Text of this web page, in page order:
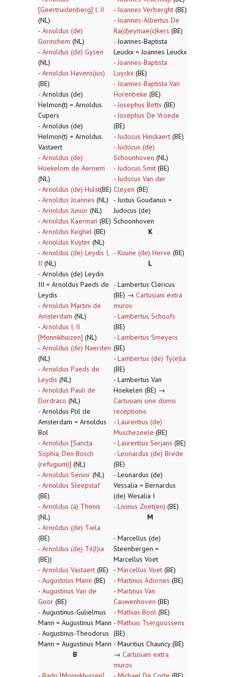
[Geertruidenberg] I, II
(NL)
- Arnoldus (de)
Gorinchem (NL)
- Arnoldus (de) Gysen
(NL)
- Arnoldus Havens(ius)
(BE)
- Arnoldus (de)
Helmon(t) = Arnoldus
Cupers
- Arnoldus (de)
Helmon(t) = Arnoldus
Vastaert
- Arnoldus (de)
Hoekelom de Aernem
(NL)
- Arnoldus (de) Hulst(BE)
- Arnoldus Joannes (NL)
- Arnoldus Junior (NL)
- Arnoldus Kaerman (BE)
- Arnoldus Keghel (BE)
- Arnoldus Kuyter (NL)
- Arnoldus (de) Leydis I,
II (NL)
- Arnoldus (de) Leydis
III = Arnoldus Paeds de
Leydis
- Arnoldus Martini de
Amsterdam (NL)
- Arnoldus I, II
[Monnikhuizen] (NL)
- Arnoldus (de) Naerden
(NL)
- Arnoldus Paeds de
Leydis (NL)
- Arnoldus Pauli de
Dordraco (NL)
- Arnoldus Pol de
Amsterdam = Arnoldus
Bol
- Arnoldus [Sancta
Sophia, Den Bosch
(refugium)] (NL)
- Arnoldus Senior (NL)
- Arnoldus Sleepstaf
(BE)
- Arnoldus (a) Thenis
(NL)
- Arnoldus (de) Tiela
(BE)
- Arnoldus (de) Til(l)ia
(BE))
- Arnoldus Vastaert (BE)
- Augustinus Mann (BE)
- Augustinus Van de
Goor (BE)
- Augustinus-Gulielmus
Mann = Augustinus Mann
- Augustinus-Theodorus
Mann = Augustinus Mann
B
- Joannes Verberght (BE)
- Joannes-Albertus De
Ra(d)eymae(c)kers (BE)
- Joannes-Baptista
Leuckx = Joannes Leuckx
- Joannes-Baptista
Luyckx (BE)
- Joannes-Baptista Van
Horenbeke (BE)
- Josephus Betts (BE)
- Josephus De Vroede
(BE)
- Judocus Hinckaert (BE)
- Judocus (de)
Schoonhoven (NL)
- Judocus Smit (BE)
- Judocus Van der
Cleyen (BE)
- Justus Goudanus =
Judocus (de)
Schoonhoven
K
- Koune (de) Herve (BE)
L
- Lambertus Clericus
(BE) → Cartusiani extra
muros
- Lambertus Schoofs
(BE)
- Lambertus Smeyers
(BE)
- Lambertus (de) Ty(e)la
(BE)
- Lambertus Van
Hoekelen (BE) →
Cartusiani sine domo
receptionis
- Laurentius (de)
Muschezeele (BE)
- Laurentius Serjans (BE)
- Leonardus (de) Brede
(BE)
- Leonardus (de)
Vessalia = Bernardus
(de) Wesalia I
- Livinus Zoet(en) (BE)
M
- Marcellus (de)
Steenbergen =
Marcellus Voet
- Marcellus Voet (BE)
- Martinus Adornes (BE)
- Martinus Van
Cauwenhoven (BE)
- Mathias Bool (BE)
- Mathias Tsergoossens
(BE)
- Mauritius Chauncy (BE)
→ Cartusiani extra
muros